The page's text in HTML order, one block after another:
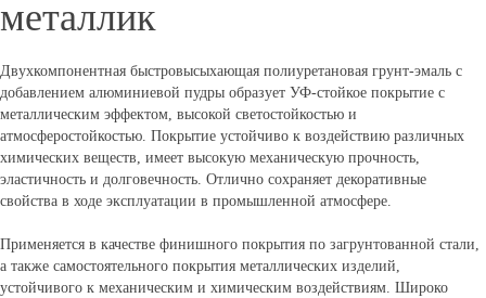
металлик
Двухкомпонентная быстровысыхающая полиуретановая грунт-эмаль с
добавлением алюминиевой пудры образует УФ-стойкое покрытие с
металлическим эффектом, высокой светостойкостью и
атмосферостойкостью. Покрытие устойчиво к воздействию различных
химических веществ, имеет высокую механическую прочность,
эластичность и долговечность. Отлично сохраняет декоративные
свойства в ходе эксплуатации в промышленной атмосфере.
Применяется в качестве финишного покрытия по загрунтованной стали,
а также самостоятельного покрытия металлических изделий,
устойчивого к механическим и химическим воздействиям. Широко